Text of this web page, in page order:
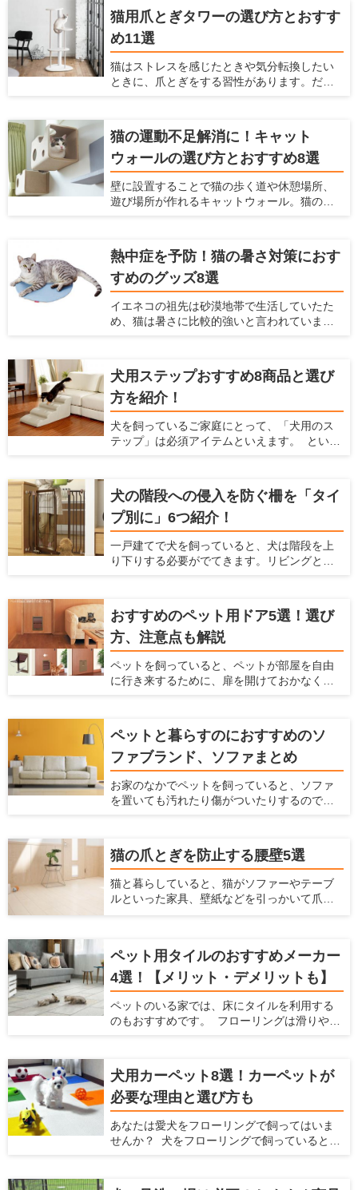
屋のニオイを大きく減らすことができます。
ただ脱臭機を選ぶときには、どれを選べばい
いかわからないことも多いです。今回は、
ペットがいる家で脱臭機を置くとよい理由
や、どうやって選ぶべきか、おすすめの脱臭
機と脱臭機能付き家電を紹介するので参考に
猫用爪とぎタワーの選び方とおすす
め11選
猫はストレスを感じたときや気分転換したい
ときに、爪とぎをする習性があります。だか
愛猫に不適切な場所で爪をとがれることは大
きな悩みとなります。飼い主を悩ませる爪を
といでしまいやすい代表的な場所は、壁・
柱・ソファーなどがあげられます。愛猫の不
適切な場所での爪とぎの対策は「愛猫が好む
爪とぎ場を十分に用意すること」です。 今回
猫の運動不足解消に！キャット
ウォールの選び方とおすすめ8選
壁に設置することで猫の歩く道や休憩場所、
遊び場所が作れるキャットウォール。猫の祖
場所にいた方が外敵から身を守りやすい」と
いう本能から安心感がうまれます。 また猫の
行動可能範囲が三次元化されることにより、
猫のストレス解消・運動不足解消にも役立ち
ます。 最近のキャットウォールには、複数の
パーツをそれぞれ設置し組み合わせて使うも
事では、キャットウォールの選び方とおすす
め商品を紹介します。
熱中症を予防！猫の暑さ対策におす
すめのグッズ8選
イエネコの祖先は砂漠地帯で生活していたた
め、猫は暑さに比較的強いと言われていま
発汗による体温調節ができません。 体温が急
激に上がるとなかなか体温を下げられず、夏
の暑い時期には熱中症になってしまう危険性
があります。 熱中症になると命を落とす可能
性もあるので、飼い主はしっかり猫の暑さ対
策をしてあげなくてはなりません。 そこで今
グッズを紹介します。
犬用ステップおすすめ8商品と選び
方を紹介！
犬を飼っているご家庭にとって、「犬用のス
テップ」は必須アイテムといえます。 という
からです。もし犬を飼っているなら、"犬用の
ステップを準備するのがおすすめ。 ここで
は、犬と飼い主のための住宅情報を提供して
いる愛犬家住宅が、犬用のステップの重要性
やその使い方を解説するとともに、おすすめ
のステップを紹介しようと思います。
犬の階段への侵入を防ぐ柵を「タイ
プ別に」6つ紹介！
一戸建てで犬を飼っていると、犬は階段を上
り下りする必要がでてきます。リビングとは
ならないのです。 しかし、この階段の上り下
りは、犬にとって大きな危険をはらんでいま
す。早く対策をしておかないと、犬の体に大
きなダメージを与えることになってしまいま
す。 ここでは、犬が階段に入るのを防ぐ柵
と、階段が犬に及ぼすダメージやリスクを解
おすすめのペット用ドア5選！選び
方、注意点も解説
ペットを飼っていると、ペットが部屋を自由
に行き来するために、扉を開けておかなくて
トイレをおいている時には、部屋に臭いが
入ってきてしまいます。 かといって閉めてお
いても、ペットが移動したいという時に毎回
開け閉めしなくてはならず、面倒ですよね。
そんなときには、ペット用ドアを設置するの
がおすすめです。 ペット用ドアとは、通常の
ペットがお部屋を自由に行き来ができるの
で、とても便利です。 ここでは、おすすめ商
品を紹介するとともに、ペット用ドアの知ら
れざるメリット、ペット用ドアの種類を紹介
します。
ペットと暮らすのにおすすめのソ
ファブランド、ソファまとめ
お家のなかでペットを飼っていると、ソファ
を置いても汚れたり傷がついたりするのでソ
ますし便利です。もしペットを飼っている方
がソファを購入するなら、ソファもペットに
合わせて選ぶ必要があります。 ここでは、
ペットと快適に使えるソファの選び方、お手
入れ方法、おすすめのソファブランドをご紹
猫の爪とぎを防止する腰壁5選
猫と暮らしていると、猫がソファーやテーブ
ルといった家具、壁紙などを引っかいて爪と
の爪とぎを防止する方法や爪とぎ防止に役立
つ腰壁をご紹介します。愛猫の爪とぎ対策を
立てるときの参考にしてみてください。
ペット用タイルのおすすめメーカー
4選！【メリット・デメリットも】
ペットのいる家では、床にタイルを利用する
のもおすすめです。 フローリングは滑りやす
いったデメリットを防げます。 ここでは、
ペットを飼っている家にとってタイルにどの
ようなメリットやデメリットがあるか、どん
なタイルを選べばいいかを解説するととも
に、おすすめのタイルを紹介します。 ペット
を飼っていて、床をタイルにするか検討して
犬用カーペット8選！カーペットが
必要な理由と選び方も
あなたは愛犬をフローリングで飼ってはいま
せんか？ 犬をフローリングで飼っていると、
の足音、フローリングに染みつく臭いなどで